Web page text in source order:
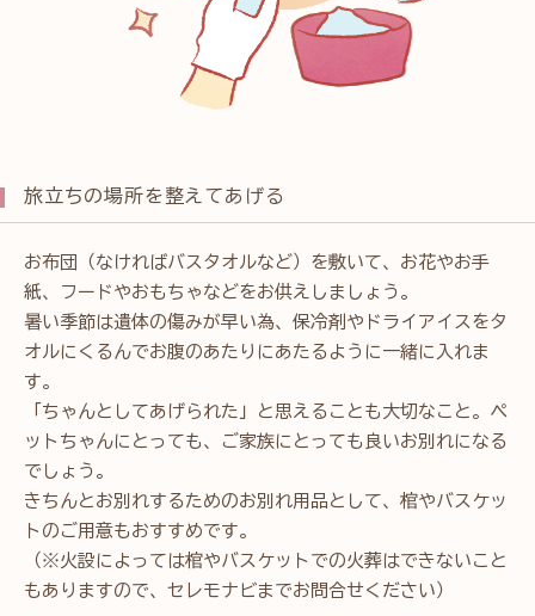
旅立ちの場所を整えてあげる
お布団（なければバスタオルなど）を敷いて、お花やお手
紙、フードやおもちゃなどをお供えしましょう。
暑い季節は遺体の傷みが早い為、保冷剤やドライアイスをタ
オルにくるんでお腹のあたりにあたるように一緒に入れま
す。
「ちゃんとしてあげられた」と思えることも大切なこと。ペ
ットちゃんにとっても、ご家族にとっても良いお別れになる
でしょう。
きちんとお別れするためのお別れ用品として、棺やバスケッ
トのご用意もおすすめです。
（※火設によっては棺やバスケットでの火葬はできないこと
もありますので、セレモナビまでお問合せください）